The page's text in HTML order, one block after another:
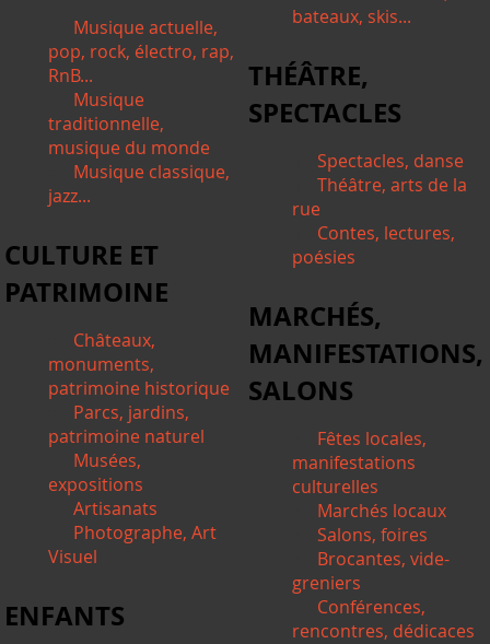
bateaux, skis...
Musique actuelle,
pop, rock, électro, rap,
RnB...
Musique
traditionnelle,
musique du monde
Musique classique,
jazz...
THÉÂTRE,
SPECTACLES
Spectacles, danse
Théâtre, arts de la
rue
Contes, lectures,
poésies
CULTURE ET
PATRIMOINE
Châteaux,
monuments,
patrimoine historique
Parcs, jardins,
patrimoine naturel
Musées,
expositions
Artisanats
Photographe, Art
Visuel
MARCHÉS,
MANIFESTATIONS,
SALONS
Fêtes locales,
manifestations
culturelles
Marchés locaux
Salons, foires
Brocantes, vide-
greniers
Conférences,
rencontres, dédicaces
ENFANTS